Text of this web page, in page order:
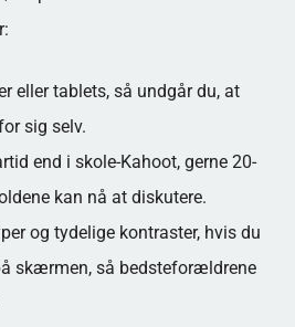
eller tablets, så undgår du, at
sig selv.
end i skole-Kahoot, gerne 20-
kan nå at diskutere.
og tydelige kontraster, hvis du
skærmen, så bedsteforældrene